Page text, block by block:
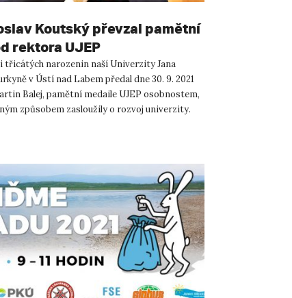
Koutský převzal pamětní
rektora UJEP
narozenin naší Univerzity Jana
v Ústí nad Labem předal dne 30. 9. 2021
Balej, pamětní medaile UJEP osobnostem,
způsobem zasloužily o rozvoj univerzity.